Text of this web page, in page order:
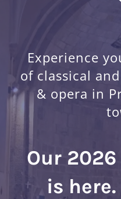
Experience
of classical
& opera in
Our
is